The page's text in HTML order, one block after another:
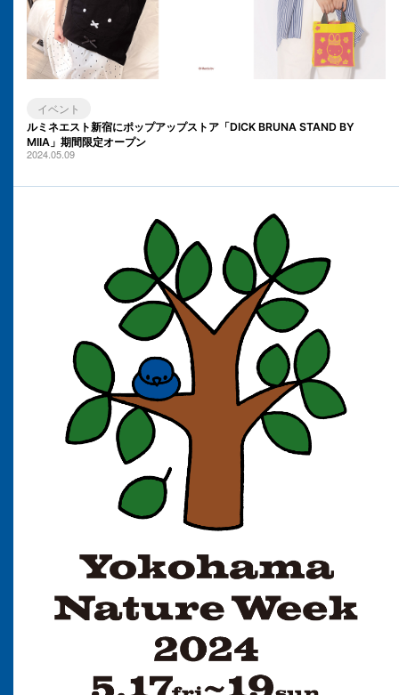
イベント
ルミネエスト新宿にポップアップストア「DICK BRUNA STAND BY
MIIA」期間限定オープン
2024.05.09